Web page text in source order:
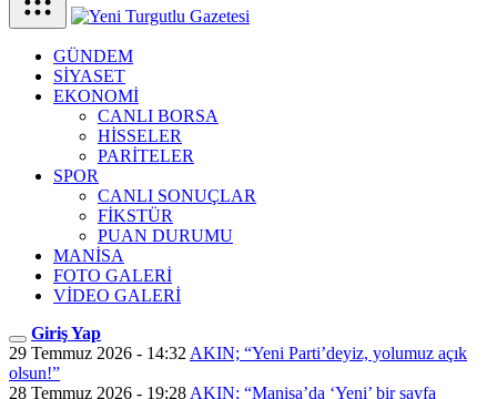
GÜNDEM
SİYASET
EKONOMİ
CANLI BORSA
HİSSELER
PARİTELER
SPOR
CANLI SONUÇLAR
FİKSTÜR
PUAN DURUMU
MANİSA
FOTO GALERİ
VİDEO GALERİ
Giriş Yap
29 Temmuz 2026 - 14:32 AKIN; “Yeni Parti’deyiz, yolumuz açık
olsun!”
28 Temmuz 2026 - 19:28 AKIN; “Manisa’da ‘Yeni’ bir sayfa